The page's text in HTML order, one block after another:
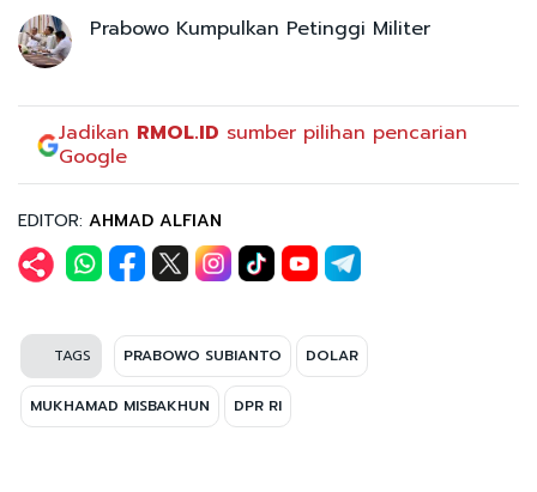
Prabowo Kumpulkan Petinggi Militer
Jadikan RMOL.ID sumber pilihan pencarian
Google
EDITOR: AHMAD ALFIAN
TAGS PRABOWO SUBIANTO DOLAR
MUKHAMAD MISBAKHUN DPR RI